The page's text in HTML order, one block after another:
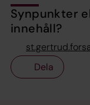
Synpunkter
innehåll?
Dela